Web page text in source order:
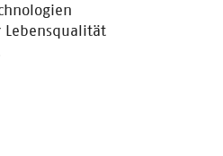
Lebensqualität